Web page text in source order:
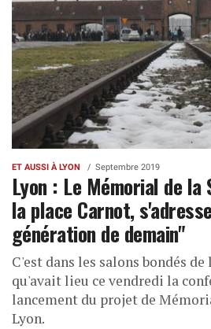
ET AUSSI À LYON Septembre 2019
Lyon : Le Mémorial de la
la place Carnot,
génération de demain"
C'est dans les salons bondés
qu'avait lieu ce vendredi la
lancement du projet de
Lyon.